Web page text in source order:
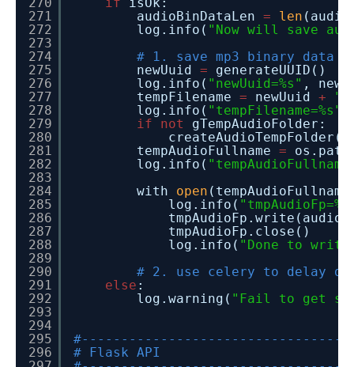
270
271
272
273
274
275
276
277
278
279
280
281
282
283
284
285
286
287
288
289
290
291
292
293
294
295
296
if
isOk:
audioBinDataLen = len
log.info( "Now will save
# 1. save mp3 binary data
newUuid =
generateUUID()
log.info( "newUuid=%s" ,
tempFilename = newUuid +
log.info( "tempFilename=%s"
if
not
gTempAudioFolder:
createAudioTempFolder()
tempAudioFullname =
log.info(
with open
log.info(
tmpAudioFp.close()
log.info( "Done to
# 2. use celery to delay
else :
log.warning( "Fail to get
# Flask API